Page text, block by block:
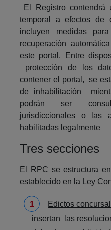
El Registro contendrá
temporal a efectos de
incluyen medidas
recuperación
este portal. Entre
protección de los
contener el portal, se
de inhabilitación
podrán ser
jurisdiccionales o las
habilitadas legalmente
Tres secciones
El RPC se estructura
establecido en la Ley
Edictos
insertan las